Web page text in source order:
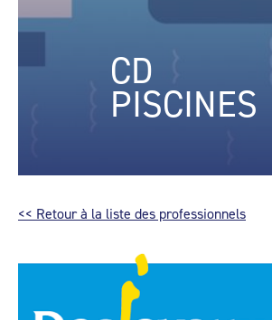
CD
PISCINES
<< Retour à la liste des professionnels